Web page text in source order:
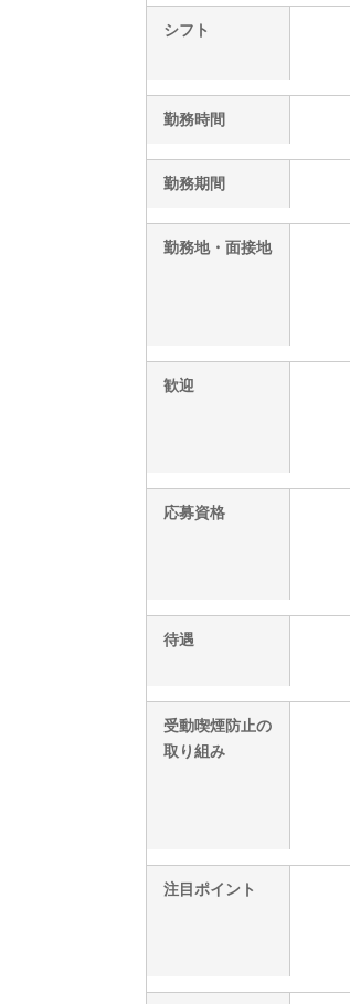
シフト
勤務時間
勤務期間
勤務地・面接地
歓迎
応募資格
待遇
受動喫煙防止の
取り組み
注目ポイント